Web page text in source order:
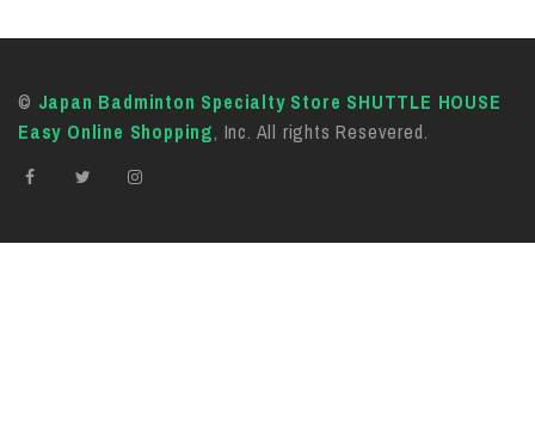
© Japan Badminton Specialty Store SHUTTLE HOUSE
Easy Online Shopping, Inc. All rights Resevered.